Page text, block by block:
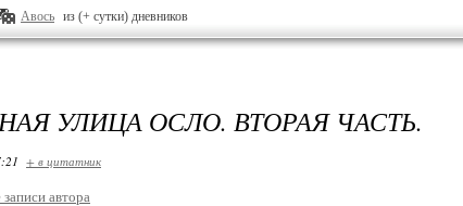
Авось из (+ сутки) дневников
УЛИЦА ОСЛО. ВТОРАЯ ЧАСТЬ.
+ в цитатник
записи автора